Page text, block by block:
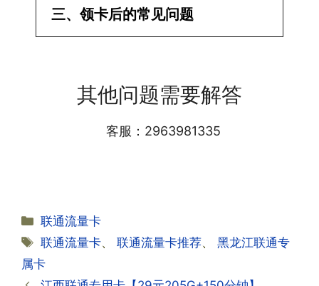
·1.已经操作激活了怎么没有网?还不能使
用呢?
详细套餐，这就说明已激活成功!耗时一
早上才可以进行人工审核;快递激活的基
·2.激活成功了，我怎么查套餐呢?
答:下载对应运营商的官方手机营业厅
查询到流量和话费是否正常到账;如果未
三、领卡后的常见问题
小哥处参加活动充值，后续充值就是任意
业厅都可以;
信大部分都没有合约期，每一个卡的产品
资料都有详细的注销流程和注意事项;
其他问题需要解答
客服：2963981335
分
类
联通流量卡
标
签
联通流量卡、联通流量卡推荐、黑龙江联通专
属卡